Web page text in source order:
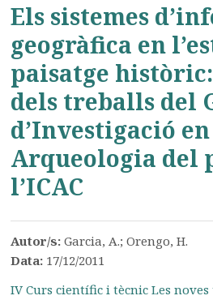
Els sistemes
geogràfica en
paisatge
dels treballs del
d’Investigació en
Arqueologia del
l’ICAC
Autor/s:Garcia, A.; Orengo, H.
Data: 17/12/2011
IV Curs científic i tècnic Les